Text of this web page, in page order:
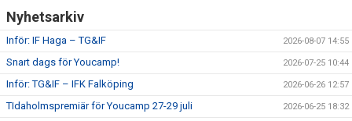
Nyhetsarkiv
Inför: IF Haga – TG&IF 2026-08-07 14:55
Snart dags för Youcamp! 2026-07-25 10:44
Inför: TG&IF – IFK Falköping 2026-06-26 12:57
TIdaholmspremiär för Youcamp 27-29 juli 2026-06-25 18:32